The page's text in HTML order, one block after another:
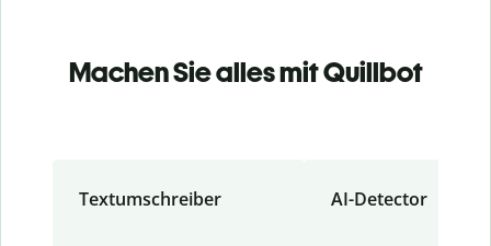
Machen Sie alles mit Quillbot
Textumschreiber AI-Detector